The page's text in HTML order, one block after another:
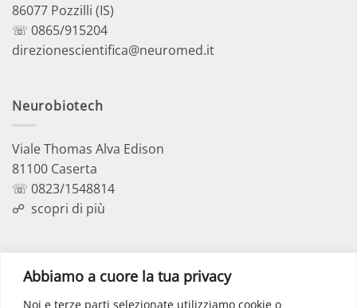
Abbiamo a cuore la tua privacy
Noi e terze parti selezionate utilizziamo cookie o
86077 Pozzilli (IS)
☏ 0865/915204
direzionescientifica@neuromed.it
Neurobiotech
Viale Thomas Alva Edison
81100 Caserta
☏ 0823/1548814
☍ scopri di più